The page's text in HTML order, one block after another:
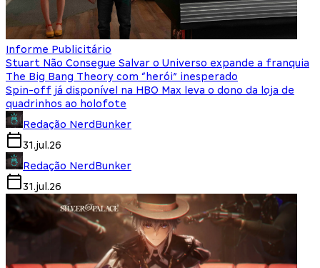
Informe Publicitário
Stuart Não Consegue Salvar o Universo expande a franquia
The Big Bang Theory com “herói” inesperado
Spin-off já disponível na HBO Max leva o dono da loja de
quadrinhos ao holofote
Redação NerdBunker
31.jul.26
Redação NerdBunker
31.jul.26